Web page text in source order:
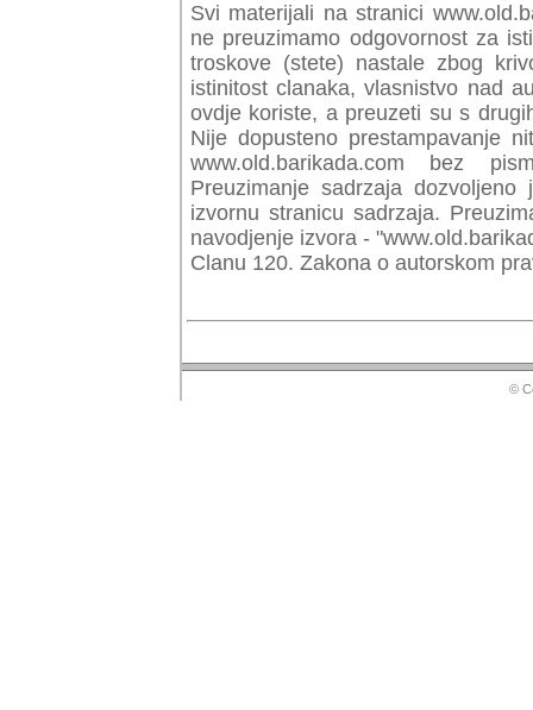
Svi materijali na stranici
preuzimamo odgovornost za
troskove (stete) nastale zbog
istinitost clanaka, vlasnistvo nad
ovdje koriste, a preuzeti su s
Nije dopusteno prestampavanje
www.old.barikada.com bez
Preuzimanje sadrzaja
izvornu stranicu sadrzaja.
navodjenje izvora -
Clanu 120. Zakona o autorskom
©